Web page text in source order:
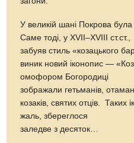
У великій шані Покрова
Саме тоді, у XVII–XVIII ст.ст.,
забуяв стиль «козацького
виник новий іконопис —
омофором Богородиці
зображали гетьманів,
козаків, святих отців. Таких
жаль, збереглося
заледве з десяток…